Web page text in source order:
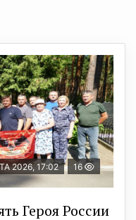
2026, 17:02 16
Героя России